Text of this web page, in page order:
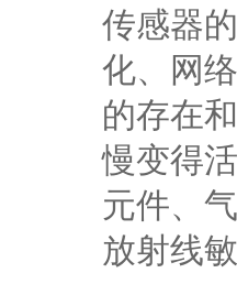
传感器
化、网
的存在
慢变得
元件、
放射线